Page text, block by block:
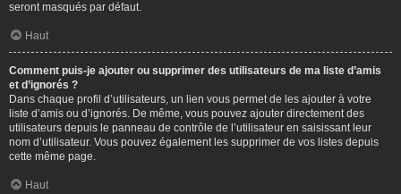
seront masqués par défaut.
Haut
Comment puis-je ajouter ou supprimer des utilisateurs de ma liste d’amis
et d’ignorés ?
Dans chaque profil d’utilisateurs, un lien vous permet de les ajouter à votre
liste d’amis ou d’ignorés. De même, vous pouvez ajouter directement des
utilisateurs depuis le panneau de contrôle de l’utilisateur en saisissant leur
nom d’utilisateur. Vous pouvez également les supprimer de vos listes depuis
cette même page.
Haut